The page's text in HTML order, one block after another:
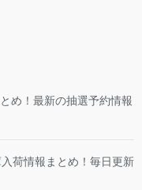
め！最新の抽選予約情報
荷情報まとめ！毎日更新